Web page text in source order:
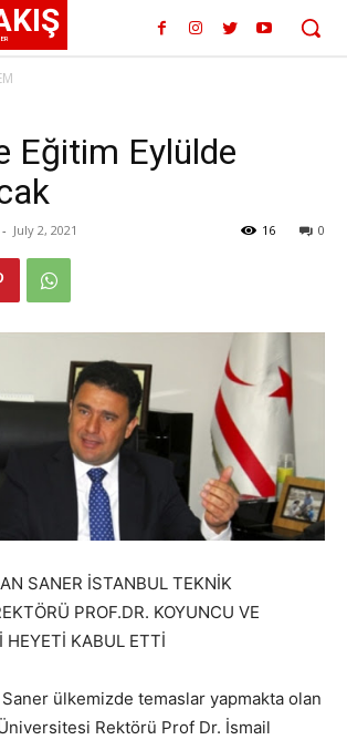
Eğitim Eylülde
- July 2, 2021 0
16
SANER İSTANBUL TEKNİK
PROF.DR. KOYUNCU VE
HEYETİ KABUL ETTİ
ülkemizde temaslar yapmakta olan
Rektörü Prof Dr. İsmail